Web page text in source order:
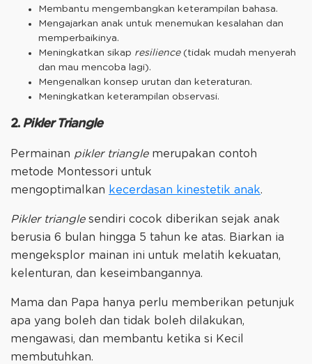
Membantu mengembangkan keterampilan bahasa.
Mengajarkan anak untuk menemukan kesalahan dan
memperbaikinya.
Meningkatkan sikap resilience (tidak mudah menyerah
dan mau mencoba lagi).
Mengenalkan konsep urutan dan keteraturan.
Meningkatkan keterampilan observasi.
2. Pikler Triangle
Permainan pikler trianglemerupakan contoh
metode Montessori untuk
mengoptimalkan kecerdasan kinestetik anak.
Pikler trianglesendiri cocok diberikan sejak anak
berusia 6 bulan hingga 5 tahun ke atas. Biarkan ia
mengeksplor mainan ini untuk melatih kekuatan,
kelenturan, dan keseimbangannya.
Mama dan Papa hanya perlu memberikan petunjuk
apa yang boleh dan tidak boleh dilakukan,
mengawasi, dan membantu ketika si Kecil
membutuhkan.